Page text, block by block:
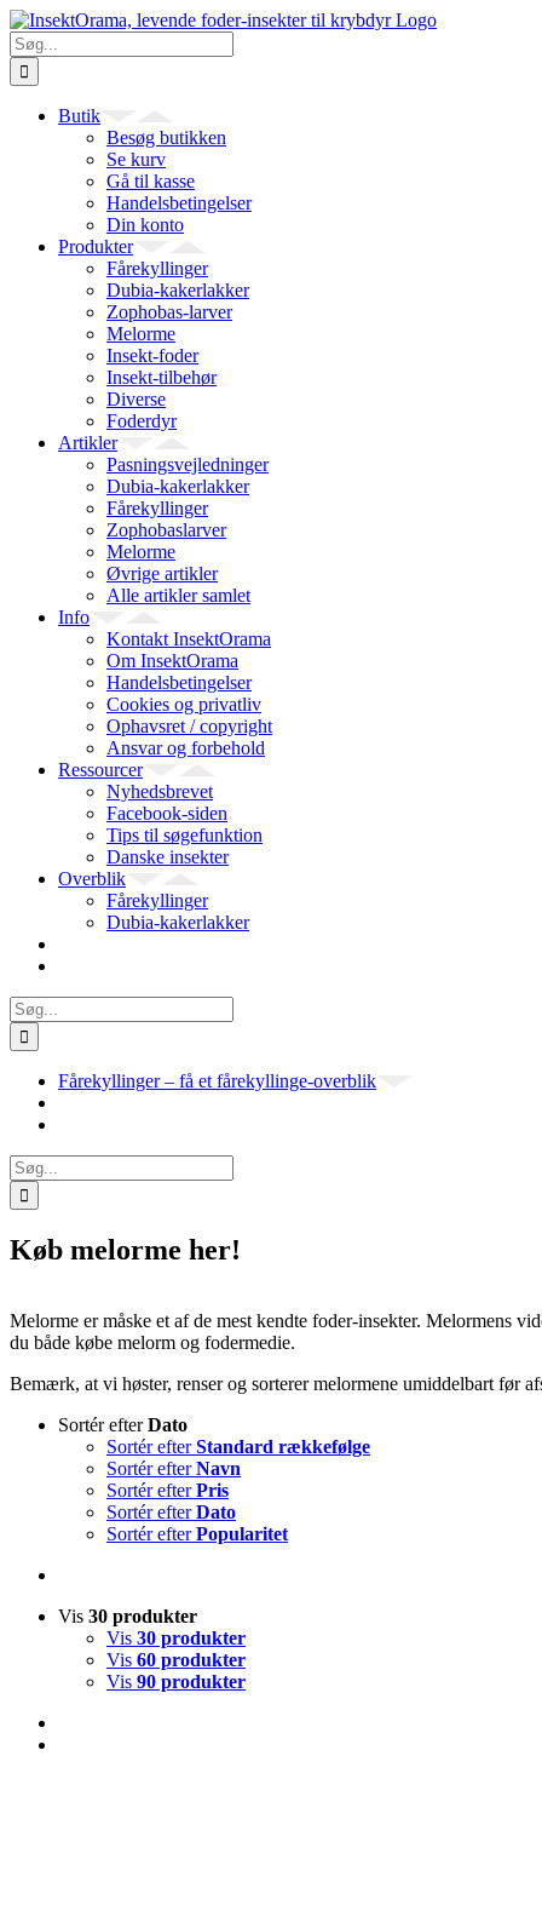
Skip
to
content
Søg
efter:
Butik
Besøg butikken
Se kurv
Gå til kasse
Handelsbetingelser
Din konto
Produkter
Fårekyllinger
Dubia-kakerlakker
Zophobas-larver
Melorme
Insekt-foder
Insekt-tilbehør
Diverse
Foderdyr
Artikler
Pasningsvejledninger
Dubia-kakerlakker
Fårekyllinger
Zophobaslarver
Melorme
Øvrige artikler
Alle artikler samlet
Info
Kontakt InsektOrama
Om InsektOrama
Handelsbetingelser
Cookies og privatliv
Ophavsret / copyright
Ansvar og forbehold
Ressourcer
Nyhedsbrevet
Facebook-siden
Tips til søgefunktion
Danske insekter
Overblik
Fårekyllinger
Dubia-kakerlakker
Søg
efter:
Fårekyllinger – få et fårekyllinge-overblik
Søg
efter:
Køb melorme her!
Melorme er måske et af de mest kendte foder-insekter. Melormens
du både købe melorm og fodermedie.
Bemærk, at vi høster, renser og sorterer melormene umiddelbart før
Sortér efterDato
Sortér efterStandard rækkefølge
Sortér efterNavn
Sortér efterPris
Sortér efterDato
Sortér efterPopularitet
Vis 30 produkter
Vis 30 produkter
Vis 60 produkter
Vis 90 produkter